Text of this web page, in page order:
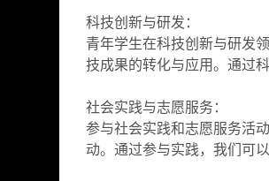
科技创新与研发：
青年学生在科技创新与研发
技成果的转化与应用。通过
社会实践与志愿服务：
参与社会实践和志愿服务活
动。通过参与实践，我们可